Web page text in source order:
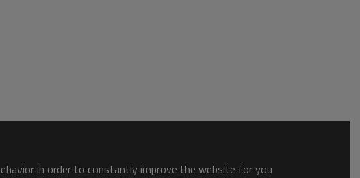
in order to constantly improve the website for you.